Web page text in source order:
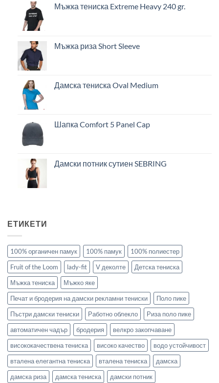
Мъжка тениска Extreme Heavy 240 gr.
Мъжка риза Short Sleeve
Дамска тениска Oval Medium
Шапка Comfort 5 Panel Cap
Дамски потник сутиен SEBRING
ЕТИКЕТИ
100% органичен памук 100% памук
100% полиестер
Fruit of the Loom
lady-fit V деколте
Детска тениска
Мъжка тениска
Мъжко яке
Печат и бродерия на дамски рекламни тениски
Поло пике
Пъстри дамски тениски
Работно облекло
Риза поло пике
автоматичен чадър
бродерия
велкро закопчаване
висококачествена тениска
високо качество
водо устойчивост
вталена елегантна тениска
вталена тениска
дамска
дамска риза
дамска тениска дамски потник